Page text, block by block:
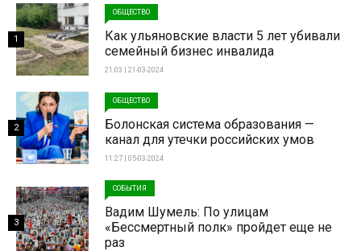
ОБЩЕСТВО
Как ульяновские власти 5 лет убивали
семейный бизнес инвалида
21:03 | 21-03-2024
1
ОБЩЕСТВО
Болонская система образования —
канал для утечки российских умов
11:27 | 05-03-2024
2
СОБЫТИЯ
Вадим Шумель: По улицам
«Бессмертный полк» пройдет еще не
раз
3